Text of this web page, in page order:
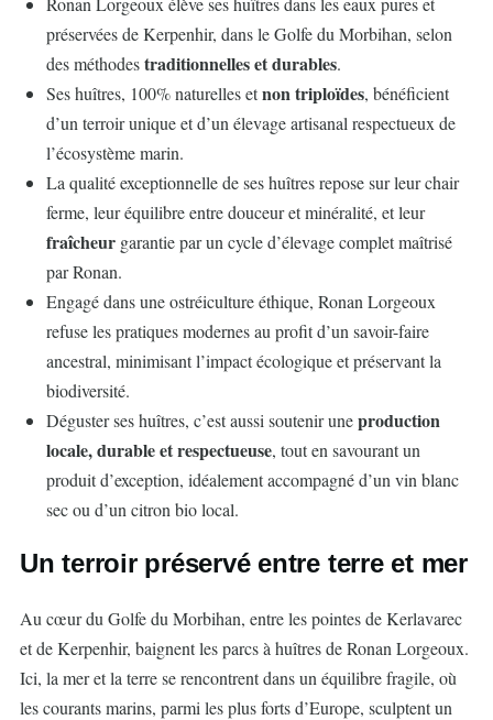
préservées de Kerpenhir, dans le Golfe du Morbihan, selon
des méthodestraditionnelles et durables.
Ses huîtres, 100% naturelles etnon triploïdes, bénéficient
d’un terroir unique et d’un élevage artisanal respectueux de
l’écosystème marin.
La qualité exceptionnelle de ses huîtres repose sur leur chair
ferme, leur équilibre entre douceur et minéralité, et leur
fraîcheur garantie par un cycle d’élevage complet maîtrisé
par Ronan.
Engagé dans une ostréiculture éthique, Ronan Lorgeoux
refuse les pratiques modernes au profit d’un savoir-faire
ancestral, minimisant l’impact écologique et préservant la
biodiversité.
Déguster ses huîtres, c’est aussi soutenir uneproduction
locale, durable et respectueuse, tout en savourant un
produit d’exception, idéalement accompagné d’un vin blanc
sec ou d’un citron bio local.
Un terroir préservé entre terre et mer
Au cœur du Golfe du Morbihan, entre les pointes de Kerlavarec
et de Kerpenhir, baignent les parcs à huîtres de Ronan Lorgeoux.
Ici, la mer et la terre se rencontrent dans un équilibre fragile, où
les courants marins, parmi les plus forts d’Europe, sculptent un